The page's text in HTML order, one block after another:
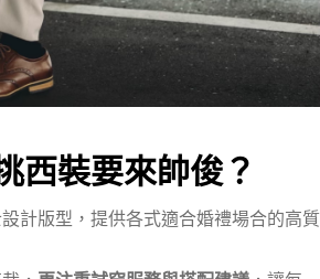
西裝要來帥俊？
計版型，提供各式適合婚禮場合的高質